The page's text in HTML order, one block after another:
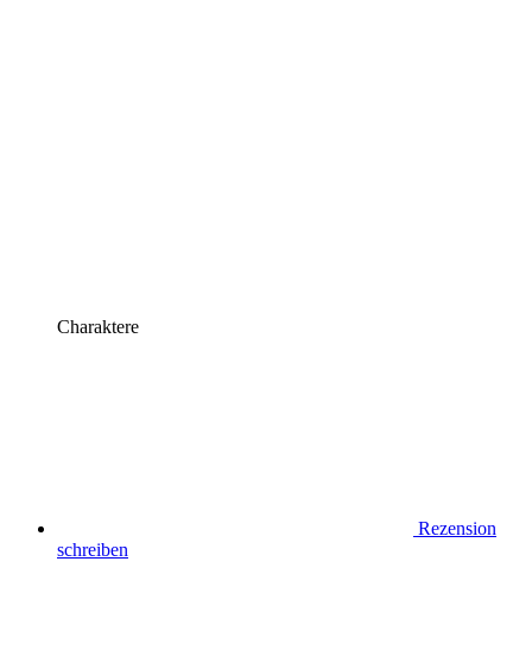
Charaktere
Rezension
schreiben